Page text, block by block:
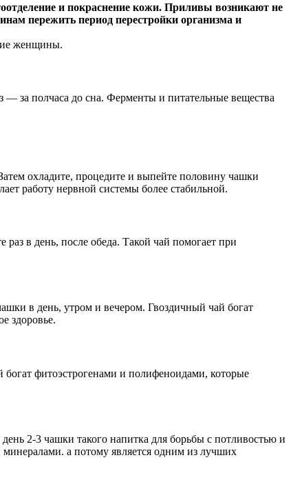
и покраснение кожи. Приливы возникают не
пережить период перестройки организма и
женщины.
за полчаса до сна. Ферменты и питательные вещества
охладите, процедите и выпейте половину чашки
работу нервной системы более стабильной.
в день, после обеда. Такой чай помогает при
в день, утром и вечером. Гвоздичный чай богат
здоровье.
богат фитоэстрогенами и полифеноидами, которые
2-3 чашки такого напитка для борьбы с потливостью и
а потому является одним из лучших